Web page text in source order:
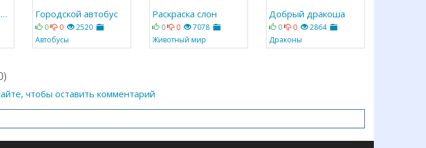
Диснеевский волшебный дракон Городской автобус
0 0
2520
Автобусы
Раскраска слон
0 0
7078
Животный мир
Добрый дракоша
0 0
2864
Драконы
чтобы оставить комментарий